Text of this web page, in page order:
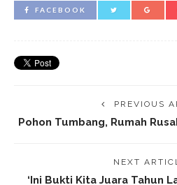
FACEBOOK
PREVIOUS
Pohon Tumbang, Rumah
NEXT
‘Ini Bukti Kita Juara Tahun